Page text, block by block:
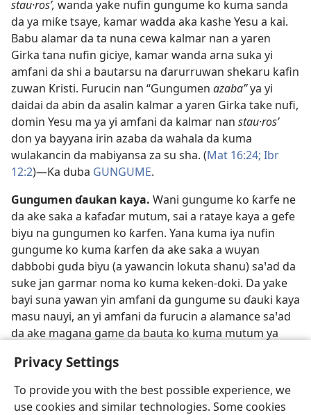
Privacy Settings
To provide you with the best possible experience, we
use cookies and similar technologies. Some cookies
stau·rosʹ, wanda yake nufin gungume ko kuma sanda
da ya miƙe tsaye, kamar wadda aka kashe Yesu a kai.
Babu alamar da ta nuna cewa kalmar nan a yaren
Girka tana nufin giciye, kamar wanda arna suka yi
amfani da shi a bautarsu na ɗarurruwan shekaru kafin
zuwan Kristi. Furucin nan “Gungumen azaba”ya yi
daidai da abin da asalin kalmar a yaren Girka take nufi,
domin Yesu ma ya yi amfani da kalmar nan stau·rosʹ
don ya bayyana irin azaba da wahala da kuma
wulakancin da mabiyansa za su sha. (Mat 16:24; Ibr
12:2)​—Ka duba GUNGUME.
Gungumen ɗaukan kaya. Wani gungume ko ƙarfe ne
da ake saka a kafaɗar mutum, sai a rataye kaya a gefe
biyu na gungumen ko ƙarfen. Yana kuma iya nufin
gungume ko kuma ƙarfen da ake saka a wuyan
dabbobi guda biyu (a yawancin lokuta shanu) saꞌad da
suke jan garmar noma ko kuma keken-doki. Da yake
bayi suna yawan yin amfani da gungume su ɗauki kaya
masu nauyi, an yi amfani da furucin a alamance saꞌad
da ake magana game da bauta ko kuma mutum ya
Idan aka ce cire ko karya gungumen, ana nufin ꞌyanci
daga bauta, da wulaƙanci da kuma cin zarafi.​—
26:13; Mat 11:29, 30.